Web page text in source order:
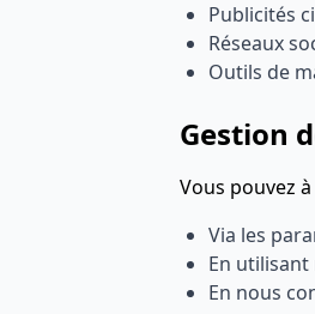
Publicités
Réseaux
Outils de
Gestion
Vous pouvez
Via les
En
En nous